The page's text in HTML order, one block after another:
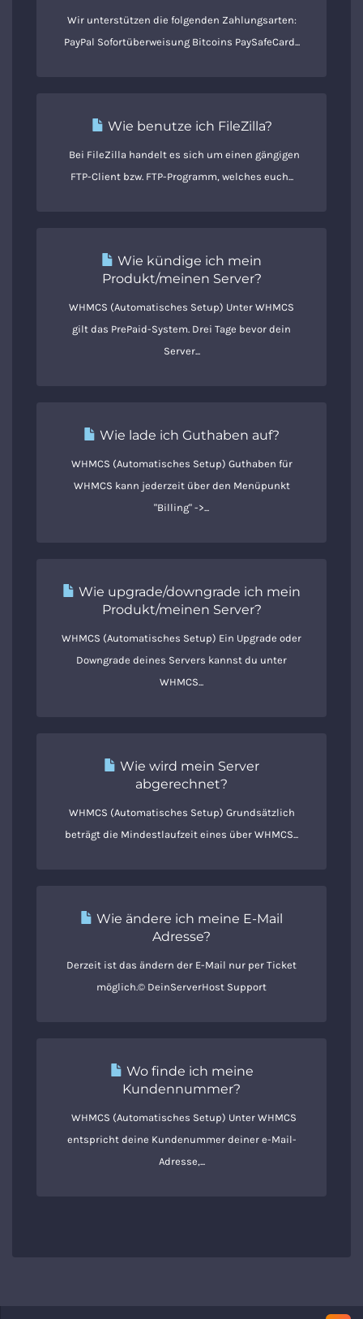
Wir unterstützen die folgenden Zahlungsarten:
PayPal Sofortüberweisung Bitcoins PaySafeCard...
Wie benutze ich FileZilla?
Bei FileZilla handelt es sich um einen gängigen
FTP-Client bzw. FTP-Programm, welches euch...
Wie kündige ich mein
Produkt/meinen Server?
WHMCS (Automatisches Setup) Unter WHMCS
gilt das PrePaid-System. Drei Tage bevor dein
Server...
Wie lade ich Guthaben auf?
WHMCS (Automatisches Setup) Guthaben für
WHMCS kann jederzeit über den Menüpunkt
"Billing" ->...
Wie upgrade/downgrade ich mein
Produkt/meinen Server?
WHMCS (Automatisches Setup) Ein Upgrade oder
Downgrade deines Servers kannst du unter
WHMCS...
Wie wird mein Server
abgerechnet?
WHMCS (Automatisches Setup) Grundsätzlich
beträgt die Mindestlaufzeit eines über WHMCS...
Wie ändere ich meine E-Mail
Adresse?
Derzeit ist das ändern der E-Mail nur per Ticket
möglich.© DeinServerHost Support
Wo finde ich meine
Kundennummer?
WHMCS (Automatisches Setup) Unter WHMCS
entspricht deine Kundenummer deiner e-Mail-
Adresse,...